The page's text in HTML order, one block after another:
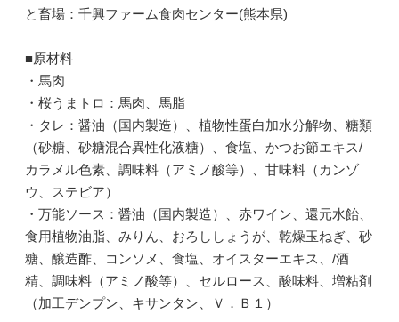
と畜場：千興ファーム食肉センター(熊本県)
■原材料
・馬肉
・桜うまトロ：馬肉、馬脂
・タレ：醤油（国内製造）、植物性蛋白加水分解物、糖類
（砂糖、砂糖混合異性化液糖）、食塩、かつお節エキス/
カラメル色素、調味料（アミノ酸等）、甘味料（カンゾ
ウ、ステビア）
・万能ソース：醤油（国内製造）、赤ワイン、還元水飴、
食用植物油脂、みりん、おろししょうが、乾燥玉ねぎ、砂
糖、醸造酢、コンソメ、食塩、オイスターエキス、/酒
精、調味料（アミノ酸等）、セルロース、酸味料、増粘剤
（加工デンプン、キサンタン、Ｖ．Ｂ１）